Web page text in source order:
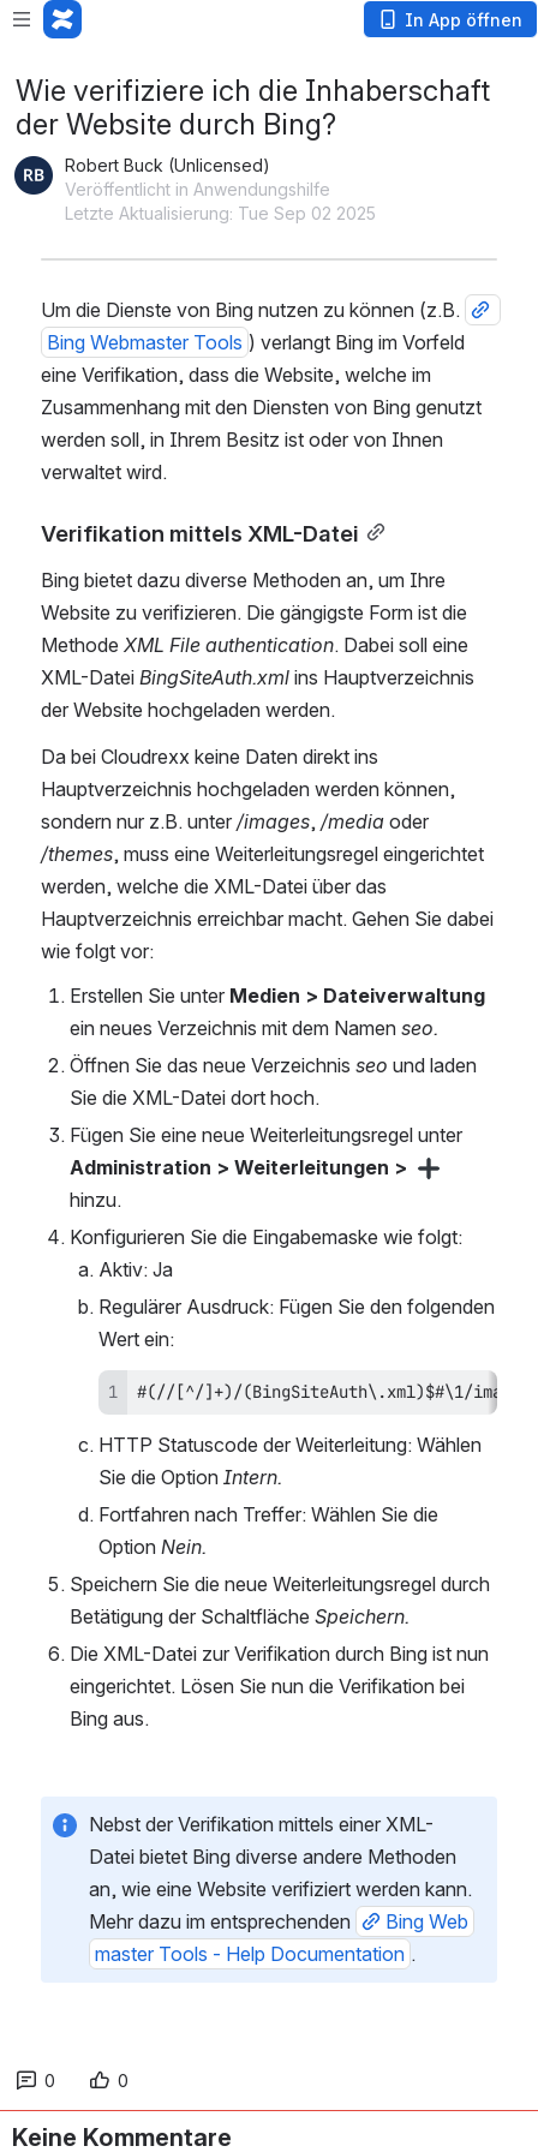
In App öffnen
Wie verifiziere ich die Inhaberschaft
der Website durch Bing?
Robert Buck (Unlicensed)
Veröffentlicht in Anwendungshilfe
Letzte Aktualisierung: Tue Sep 02 2025
Um die Dienste von Bing nutzen zu können (z.B.
Bing Webmaster Tools ) verlangt Bing im Vorfeld
eine Verifikation, dass die Website, welche im
Zusammenhang mit den Diensten von Bing genutzt
werden soll, in Ihrem Besitz ist oder von Ihnen
verwaltet wird.
Verifikation mittels XML-Datei
Bing bietet dazu diverse Methoden an, um Ihre
Website zu verifizieren. Die gängigste Form ist die
Methode XML File authentication. Dabei soll eine
XML-Datei BingSiteAuth.xml ins Hauptverzeichnis
der Website hochgeladen werden.
Da bei Cloudrexx keine Daten direkt ins
Hauptverzeichnis hochgeladen werden können,
sondern nur z.B. unter /images, /media
/themes, muss eine Weiterleitungsregel eingerichtet
werden, welche die XML-Datei über das
Hauptverzeichnis erreichbar macht. Gehen Sie dabei
wie folgt vor:
Erstellen Sie unter Medien > Dateiverwaltung
ein neues Verzeichnis mit dem Namen seo.
Öffnen Sie das neue Verzeichnis seo und laden
Sie die XML-Datei dort hoch.
Administration > Weiterleitungen >
hinzu.
Konfigurieren Sie die Eingabemaske wie folgt:
Aktiv: Ja
Regulärer Ausdruck: Fügen Sie den folgenden
Wert ein:
#(//[^/]+)/(BingSiteAuth\.xml)$#\1/
HTTP Statuscode der Weiterleitung: Wählen
Sie die Option Intern.
Fortfahren nach Treffer: Wählen Sie die
Option Nein.
Speichern Sie die neue Weiterleitungsregel durch
Betätigung der Schaltfläche Speichern.
Die XML-Datei zur Verifikation durch Bing ist nun
eingerichtet. Lösen Sie nun die Verifikation bei
Bing aus.
Nebst der Verifikation mittels einer XML-
Datei bietet Bing diverse andere Methoden
an, wie eine Website verifiziert werden kann.
Mehr dazu im entsprechenden
Bing Web
master Tools - Help Documentation .
0 0
Keine Kommentare